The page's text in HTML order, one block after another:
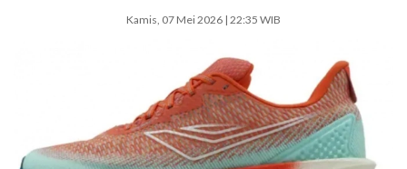
Kamis, 07 Mei 2026 | 22:35 WIB